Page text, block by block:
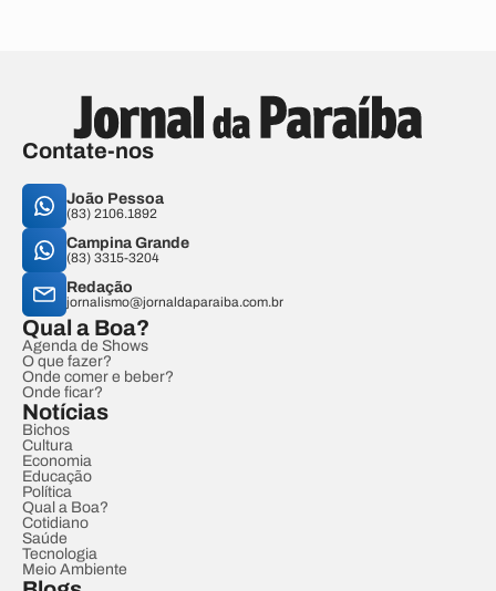
Contate-nos
João Pessoa
(83) 2106.1892
Campina Grande
(83) 3315-3204
Redação
jornalismo@jornaldaparaiba.com.br
Qual a Boa?
Agenda de Shows
O que fazer?
Onde comer e beber?
Onde ficar?
Notícias
Bichos
Cultura
Economia
Educação
Política
Qual a Boa?
Cotidiano
Saúde
Tecnologia
Meio Ambiente